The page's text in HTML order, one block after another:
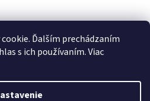
Ďalším prechádzaním
s ich používaním. Viac
Vytvoril Shoptet